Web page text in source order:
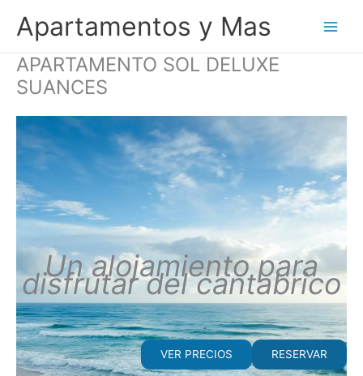
contenido
Apartamentos y Mas
APARTAMENTO SOL DELUXE
SUANCES
Un alojamiento para
disfrutar del cantabrico
VER PRECIOS RESERVAR